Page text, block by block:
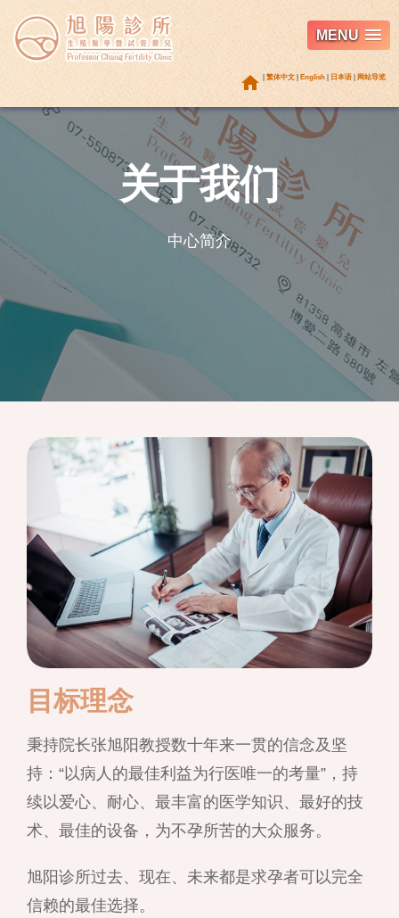
home 繁体中文 English 日本语 网站导览
MENU
关于我们
中心简介
目标理念
秉持院长张旭阳教授数十年来一贯的信念及坚
持：“以病人的最佳利益为行医唯一的考量”，持
续以爱心、耐心、最丰富的医学知识、最好的技
术、最佳的设备，为不孕所苦的大众服务。
旭阳诊所过去、现在、未来都是求孕者可以完全
信赖的最佳选择。